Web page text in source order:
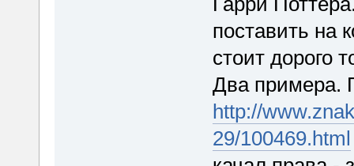
поставить на
стоит дорого
Два примера.
http://
29/100469.html